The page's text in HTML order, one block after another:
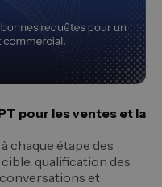
pour les ventes et la
chaque étape des
qualification des
et